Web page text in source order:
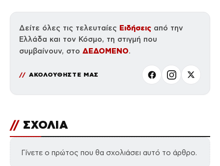
Δείτε όλες τις τελευταίες Ειδήσεις από την
Ελλάδα και τον Κόσμο, τη στιγμή που
συμβαίνουν, στο ΔΕΔΟΜΕΝΟ.
ΑΚΟΛΟΥΘΗΣΤΕ ΜΑΣ
// ΣΧΟΛΙΑ
Γίνετε ο πρώτος που θα σχολιάσει αυτό το άρθρο.